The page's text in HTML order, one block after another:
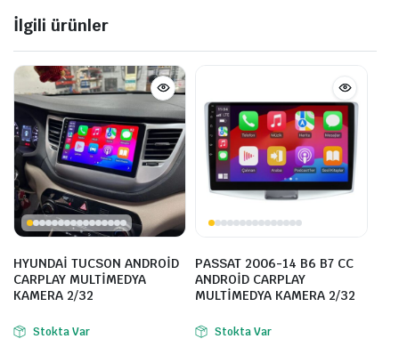
İlgili ürünler
HYUNDAİ TUCSON ANDROİD
CARPLAY MULTİMEDYA
KAMERA 2/32
Stokta Var
PASSAT 2006-14 B6 B7 CC
ANDROİD CARPLAY
MULTİMEDYA KAMERA 2/32
Stokta Var